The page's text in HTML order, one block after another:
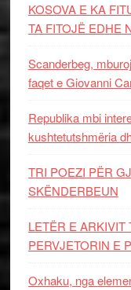
KOSOVA E KA
TA FITOJË EDHE
Scanderbeg,
faqet e Giovanni
Republika mbi
kushtetutshmëria
TRI POEZI PËR
SKËNDERBEUN
LETËR E ARKIVIT
PERVJETORIN E
Oxhaku, nga